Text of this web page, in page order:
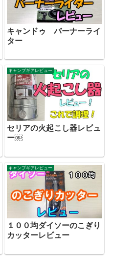
キャンドゥ バーナーライ
ター
キャンプギアレビュー
セリアの火起こし器レビュ
ー￼
キャンプギアレビュー
１００均ダイソーのこぎり
カッターレビュー